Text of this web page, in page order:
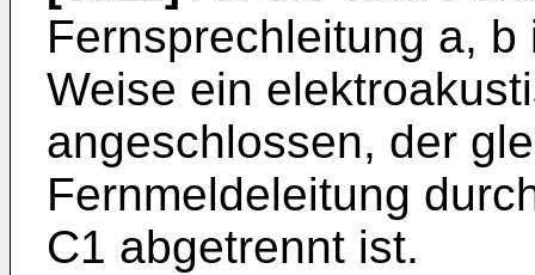
Fernsprechleitung a,
Weise ein
angeschlossen, der
Fernmeldeleitung
C1 abgetrennt ist.